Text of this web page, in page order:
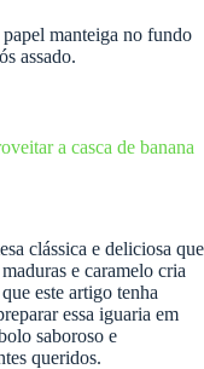
manteiga no fundo
assado.
a casca de banana
clássica e deliciosa que
e caramelo cria
este artigo tenha
essa iguaria em
saboroso e
queridos.